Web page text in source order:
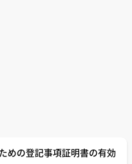
めの登記事項証明書の有効